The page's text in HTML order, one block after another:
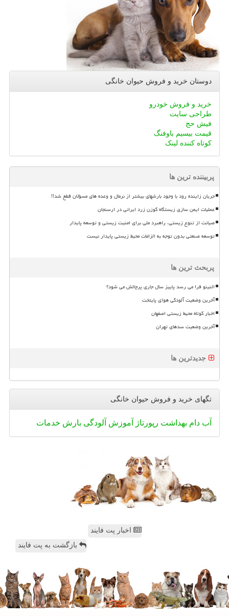
دوستان خرید و فروش حیوان خانگی
خرید و فروش خودرو
طراحی سایت
فیش حج
قیمت بیسیم باوفنگ
کوتاه کننده لینک
پربیننده ترین ها
جریان زاینده رود با وجود بارشهای بیشتر از نرمال و وعده های مسؤلان قطع شد!!
عملیات ایمن سازی زیستگاه گوزن زرد ایرانی در ارسنجان
صیانت از تنوع زیستی، راهبرد ملی برای امنیت زیستی و توسعه پایدار
توسعه صنعتی بدون توجه به الزامات محیط زیستی پایدار نیست
پربحث ترین ها
النینو فرا می رسد پاییز سال جاری پرچالش می شود؟
آخرین وضعیت آلودگی هوای پایتخت
اخبار کوتاه محیط زیستی اصفهان
آخرین وضعیت سدهای تهران
جدیدترین ها
تگهای خرید و فروش حیوان خانگی
آب دام بهداشت رپورتاژ آموزش آلودگی بارش خدمات
اخبار پت فایند
بازگشت به پت فایند